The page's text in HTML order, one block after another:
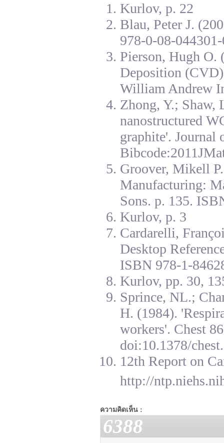
Kurlov, p. 22
Blau, Peter J.
978-0-08-
Pierson, Hugh O.
Deposition
William Andrew
Zhong, Y.; Shaw,
nanostructured
graphite'. Journal
Groover, Mikell
Manufacturing:
Sons. p. 135.
Kurlov, p. 3
Cardarelli,
Desktop
ISBN 978-1-
Kurlov, pp. 30,
Sprince, NL.;
H. (1984).
workers'. Chest
doi:10.1378/
12th Report on
http://
ความคิดเห็น :
6388